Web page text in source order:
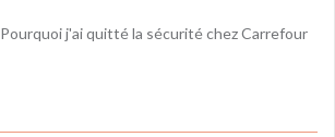
Pourquoi j'ai quitté la sécurité chez Carrefour